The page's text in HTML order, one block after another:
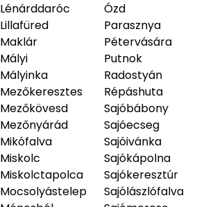
Lénárddaróc
Lillafüred
Maklár
Mályi
Mályinka
Mezőkeresztes
Mezőkövesd
Mezőnyárád
Mikófalva
Miskolc
Miskolctapolca
Mocsolyástelep
Ózd
Parasznya
Pétervására
Putnok
Radostyán
Répáshuta
Sajóbábony
Sajóecseg
Sajóivánka
Sajókápolna
Sajókeresztúr
Sajólászlófalva